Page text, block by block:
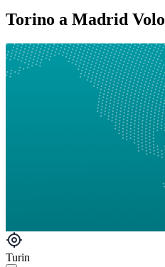
Torino a Madrid Volo
Turin